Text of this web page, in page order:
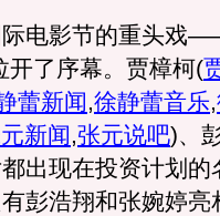
电影节的重头戏
开了序幕。贾樟柯(
蕾新闻,徐静蕾音乐,
新闻,张元说吧)、
出现在投资计划的
彭浩翔和张婉婷亮